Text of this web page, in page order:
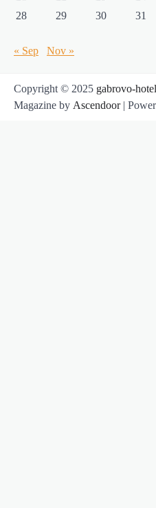
28
29 30 31
« Sep Nov »
Copyright © 2025 gabrovo-
Magazine by Ascendoor|